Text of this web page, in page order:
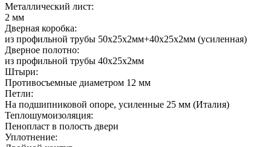
Металлический лист:
2 мм
Дверная коробка:
из профильной трубы 50х25х2мм+40х25х2мм (усиленная)
Дверное полотно:
из профильной трубы 40х25х2мм
Штыри:
Противосъемные диаметром 12 мм
Петли:
На подшипниковой опоре, усиленные 25 мм (Италия)
Теплошумоизоляция:
Пенопласт в полость двери
Уплотнение: